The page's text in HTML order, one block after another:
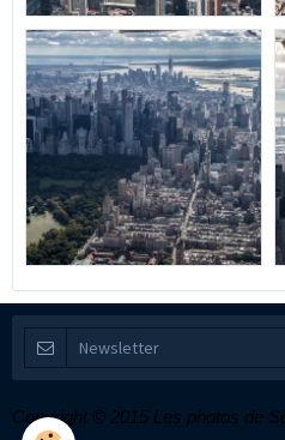
Copyright © 2015 Les photos de